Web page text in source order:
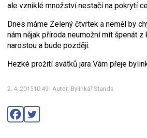
ale vzniklé množství nestačí na pokrytí
Dnes máme Zelený čtvrtek a neměl by
nám nějak příroda neumožní mít špenát z
narostou a bude později.
Hezké prožití svátků jara Vám přeje
2. 4. 201510:49 Autor: Bylinkář Standa